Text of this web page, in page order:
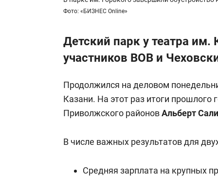
Фото: «БИЗНЕС Online»
Детский парк у театра им.
участников ВОВ и
Продолжился на деловом
Казани. На этот раз итоги прошлого
Приволжского районовАльберт
В числе важных результатов для
Средняя зарплата на крупных